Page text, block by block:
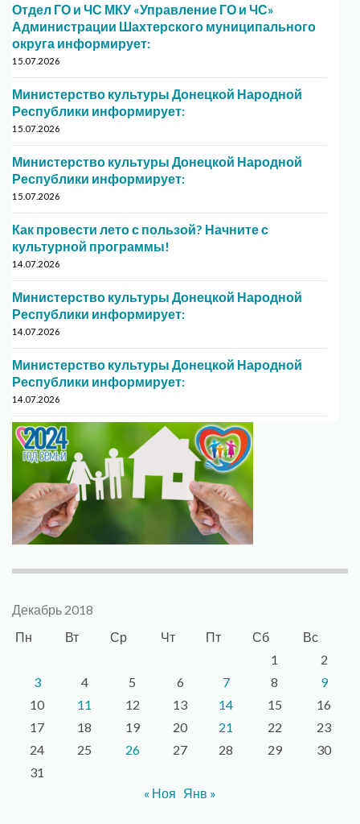
Отдел ГО и ЧС МКУ «Управление ГО и ЧС»
Администрации Шахтерского муниципального
округа информирует:
15.07.2026
Министерство культуры Донецкой Народной
Республики информирует:
15.07.2026
Министерство культуры Донецкой Народной
Республики информирует:
15.07.2026
Как провести лето с пользой? Начните с
культурной программы!
14.07.2026
Министерство культуры Донецкой Народной
Республики информирует:
14.07.2026
Министерство культуры Донецкой Народной
Республики информирует:
14.07.2026
Декабрь 2018
Пн
Вт Ср Чт Пт Сб
Вс
1
2
3
4 5 6 7 8
9
10
11 12 13 14 15
16
17
18 19 20 21 22
23
24
25 26 27 28 29
30
31
« Ноя Янв »